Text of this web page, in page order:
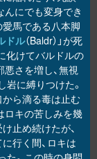
んにでも変身でき
馬である八本脚
ドル（Baldr）」が死
化けてバルドルの
さを増し、無視
に縛りつけた。
から滴る毒は止む
ロキの苦しみを幾
止め続けたが、
行く間、ロキは